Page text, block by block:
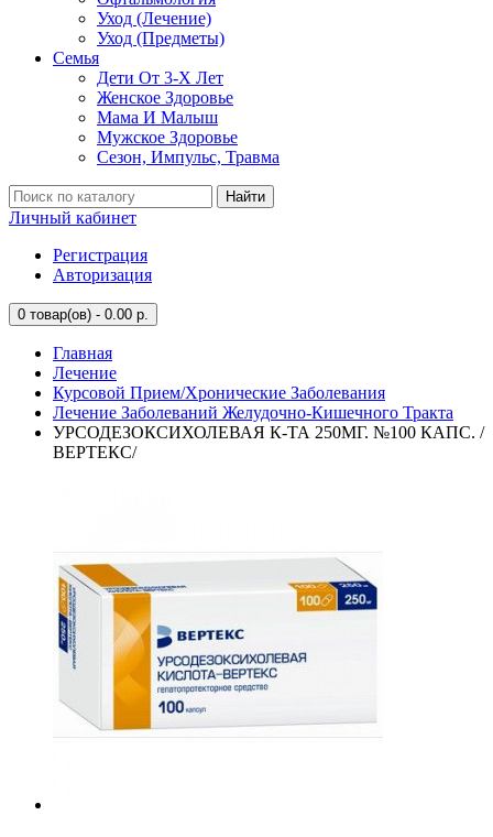
Уход (Лечение)
Уход (Предметы)
Семья
Дети От 3-Х Лет
Женское Здоровье
Мама И Малыш
Мужское Здоровье
Сезон, Импульс, Травма
Найти
Личный кабинет
Регистрация
Авторизация
0 товар(ов) - 0.00 р.
Главная
Лечение
Курсовой Прием/Хронические Заболевания
Лечение Заболеваний Желудочно-Кишечного Тракта
УРСОДЕЗОКСИХОЛЕВАЯ К-ТА 250МГ. №100 КАПС. /
ВЕРТЕКС/